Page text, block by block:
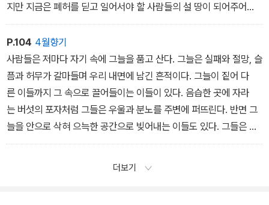
지만 지금은 폐허를 딛고 일어서야 할 사람들의 설 땅이 되어주어
야 할 때이다. 혼돈과 공허와 흑암과 심연 앞에서 어찌할 바를 몰라 당
황하는 이들의 품이 되어주려는 이들은 그 존재 자체로 세상의 빛이
다.
P.104 4월향기
사람들은 저마다 자기 속에 그늘을 품고 산다. 그늘은 실패와 절망, 슬
픔과 허무가 갈마들며 우리 내면에 남긴 흔적이다. 그늘이 짙어 다
른 이들까지 그 속으로 끌어들이는 이들이 있다. 음습한 곳에 자라
는 버섯의 포자처럼 그들은 우울과 분노를 주변에 퍼뜨린다. 반면 그
늘을 안으로 삭혀 으늑한 공간으로 빚어내는 이들도 있다. 그들은 내
밀한 상처를 안고 다가오는 이들에게 잠시 쉬어갈 공간을 내준다. 그
더보기